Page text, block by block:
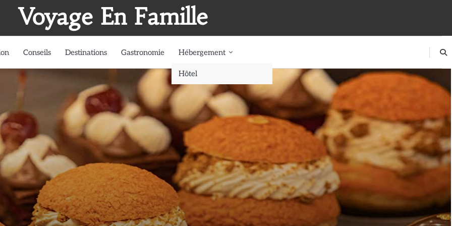
Voyage En Famille
Conseils Destinations Gastronomie Hébergement
Hôtel